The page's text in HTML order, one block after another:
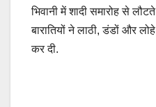
भिवानी में शादी समारोह से
बारातियों ने लाठी, डंडों और
कर दी.